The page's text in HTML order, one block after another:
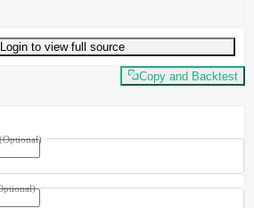
0 linesLn 1,Col 0
Login to view full source
Copy and Backtest
(Optional)